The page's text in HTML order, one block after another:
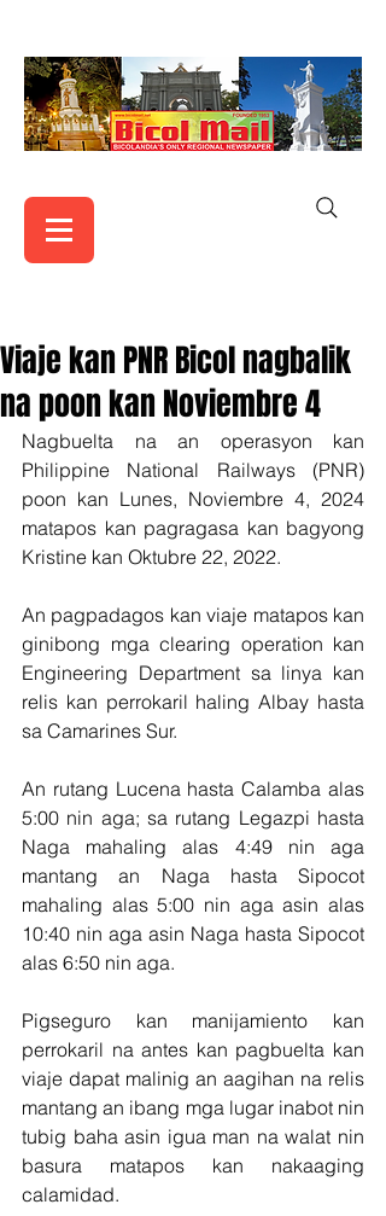
Viaje kan PNR Bicol nagbalik
na poon kan Noviembre 4
Nagbuelta na an operasyon kan
Philippine National Railways (PNR)
poon kan Lunes, Noviembre 4, 2024
matapos kan pagragasa kan bagyong
Kristine kan Oktubre 22, 2022.
An pagpadagos kan viaje matapos kan
ginibong mga clearing operation kan
Engineering Department sa linya kan
relis kan perrokaril haling Albay hasta
sa Camarines Sur.
An rutang Lucena hasta Calamba alas
5:00 nin aga; sa rutang Legazpi hasta
Naga mahaling alas 4:49 nin aga
mantang an Naga hasta Sipocot
mahaling alas 5:00 nin aga asin alas
10:40 nin aga asin Naga hasta Sipocot
alas 6:50 nin aga.
Pigseguro kan manijamiento kan
perrokaril na antes kan pagbuelta kan
viaje dapat malinig an aagihan na relis
mantang an ibang mga lugar inabot nin
tubig baha asin igua man na walat nin
basura matapos kan nakaaging
calamidad.